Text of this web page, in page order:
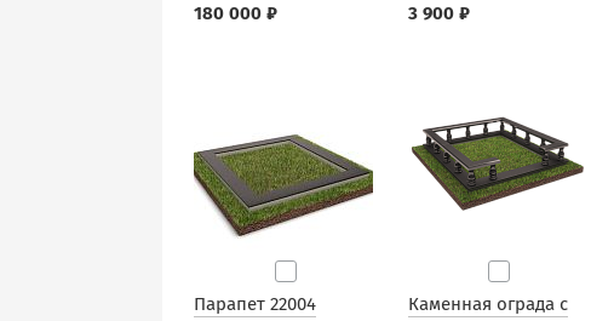
180 000 ₽
3 900 ₽
Парапет 22004
Каменная ограда с